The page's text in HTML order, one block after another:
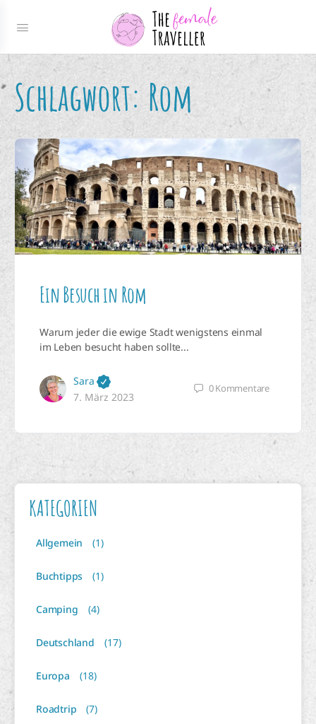
Schlagwort:Rom
Ein Besuch in Rom
Warum jeder die ewige Stadt wenigstens einmal
im Leben besucht haben sollte...
Sara
7. März 2023
0Kommentare
KATEGORIEN
Allgemein (1)
Buchtipps (1)
Camping (4)
Deutschland (17)
Europa (18)
Roadtrip (7)